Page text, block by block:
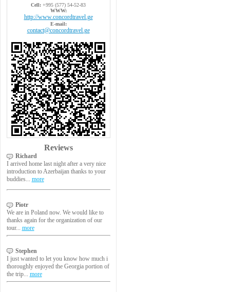
Cell: +995 (577) 54-52-83
WWW:
http://www.concordtravel.ge
E-mail:
contact@concordtravel.ge
Reviews
Richard
I arrived home last night after a very nice
introduction to Azerbaijan thanks to your
buddies... more
Piotr
We are in Poland now. We would like to
thanks again for the organization of our
tour... more
Stephen
I just wanted to let you know how much i
thoroughly enjoyed the Georgia portion of
the trip... more